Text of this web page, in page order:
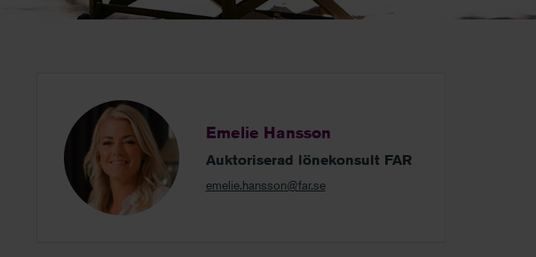
Emelie Hansson
Auktoriserad lönekonsult FAR
emelie.hansson@far.se